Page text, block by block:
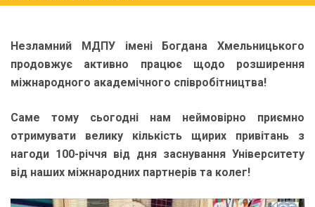
Незламний МДПУ імені Богдана Хмельницького
продовжує активно працює щодо розширення
міжнародного академічного співробітництва!
Саме тому сьогодні нам неймовірно приємно
отримувати велику кількість щирих привітань з
нагоди 100-річчя від дня заснування Університету
від наших міжнародних партнерів та колег!